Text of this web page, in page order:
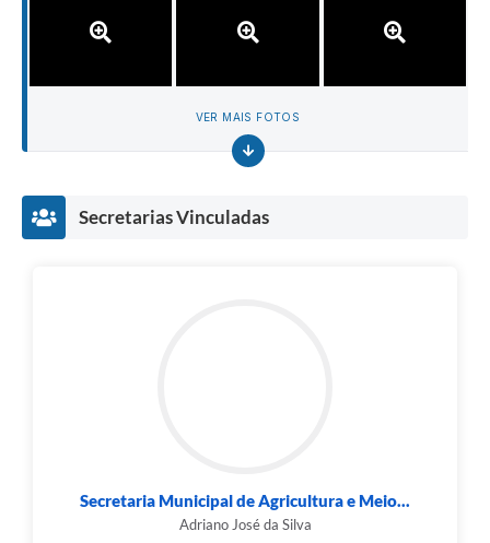
VER MAIS FOTOS
Secretarias Vinculadas
Secretaria Municipal de Agricultura e Meio...
Adriano José da Silva